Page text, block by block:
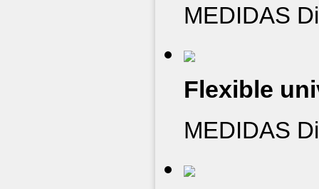
MEDIDAS
Flexible
MEDIDAS